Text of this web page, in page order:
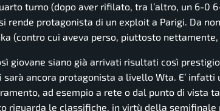
turno (dopo aver rifilato, tra l’altro, un 6-0
rende protagonista di un exploit a Parigi. Da
(contro cui aveva perso, piuttosto
giovane siano già arrivati risultati così
sarà ancora protagonista a livello Wta. E’
ad esempio a rete o dal punto di vista
riguarda le classifiche, in virtù della